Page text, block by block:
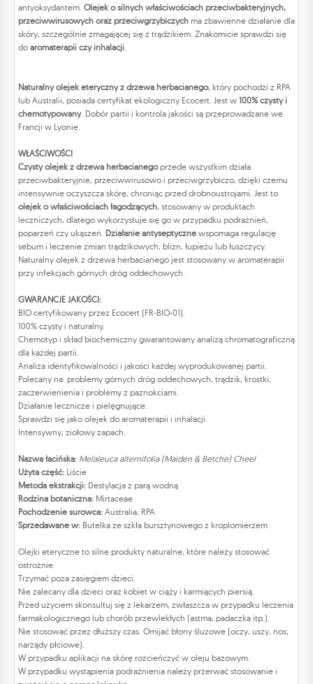
antyoksydantem. Olejek o silnych właściwościach przeciwbakteryjnych,
przeciwwirusowych oraz przeciwgrzybiczych ma zbawienne działanie dla
skóry, szczególnie zmagającej się z trądzikiem. Znakomicie sprawdzi się
do aromaterapii czy inhalacji
Naturalny olejek eteryczny z drzewa herbacianego, który pochodzi z RPA
lub Australii, posiada certyfikat ekologiczny Ecocert. Jest w 100% czysty i
chemotypowany. Dobór partii i kontrola jakości są przeprowadzane we
Francji w Lyonie.
WŁAŚCIWOŚCI
Czysty olejek z drzewa herbacianegoprzede wszystkim działa
przeciwbakteryjnie, przeciwwirusowo i przeciwgrzybiczo, dzięki czemu
intensywnie oczyszcza skórę, chroniąc przed drobnoustrojami. Jest to
olejek o właściwościach łagodzących, stosowany w produktach
leczniczych, dlatego wykorzystuje się go w przypadku podrażnień,
poparzeń czy ukąszeń. Działanie antyseptyczne wspomaga regulację
sebum i leczenie zmian trądzikowych, blizn, łupieżu lub łuszczycy.
Naturalny olejek z drzewa herbacianego jest stosowany w aromaterapii
przy infekcjach górnych dróg oddechowych.
GWARANCJE JAKOŚCI:
BIO certyfikowany przez Ecocert (FR-BIO-01).
100% czysty i naturalny.
Chemotyp i skład biochemiczny gwarantowany analizą chromatograficzną
dla każdej partii.
Analiza identyfikowalności i jakości każdej wyprodukowanej partii.
Polecany na: problemy górnych dróg oddechowych, trądzik, krostki,
zaczerwienienia i problemy z paznokciami.
Działanie lecznicze i pielęgnujące.
Sprawdzi się jako olejek do aromaterapii i inhalacji.
Intensywny, ziołowy zapach.
Nazwa łacińska: Melaleuca alternifolia (Maiden & Betche) Cheel
Użyta część: Liście
Metoda ekstrakcji: Destylacja z parą wodną
Rodzina botaniczna: Mirtaceae
Pochodzenie surowca: Australia, RPA
Sprzedawane w: Butelka ze szkła bursztynowego z kroplomierzem
Olejki eteryczne to silne produkty naturalne, które należy stosować
ostrożnie.
Trzymać poza zasięgiem dzieci.
Nie zalecany dla dzieci oraz kobiet w ciąży i karmiących piersią.
Przed użyciem skonsultuj się z lekarzem, zwłaszcza w przypadku leczenia
farmakologicznego lub chorób przewlekłych (astma, padaczka itp.).
Nie stosować przez dłuższy czas. Omijać błony śluzowe (oczy, uszy, nos,
narządy płciowe).
W przypadku aplikacji na skórę rozcieńczyć w oleju bazowym.
W przypadku wystąpienia podrażnienia należy przerwać stosowanie i